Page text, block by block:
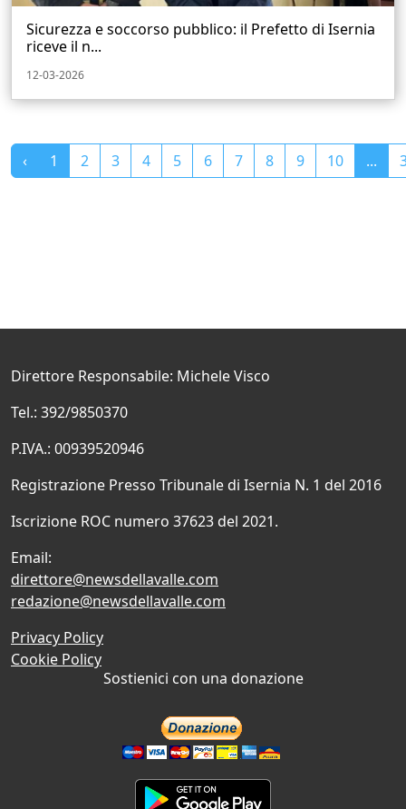
Sicurezza e soccorso pubblico: il Prefetto di Isernia
riceve il n...
12-03-2026
‹ 1 2 3 4 5 6 7 8 9 10 ...
Direttore Responsabile: Michele Visco
Tel.: 392/9850370
P.IVA.: 00939520946
Registrazione Presso Tribunale di Isernia N. 1 del 2016
Iscrizione ROC numero 37623 del 2021.
Email:
direttore@newsdellavalle.com
redazione@newsdellavalle.com
Privacy Policy
Cookie Policy
Sostienici con una donazione